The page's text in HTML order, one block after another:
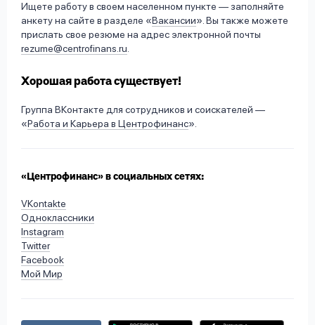
Ищете работу в своем населенном пункте — заполняйте
анкету на сайте в разделе «Вакансии». Вы также можете
прислать свое резюме на адрес электронной почты
rezume@centrofinans.ru.
Хорошая работа существует!
Группа ВКонтакте для сотрудников и соискателей —
«Работа и Карьера в Центрофинанс».
«Центрофинанс» в социальных сетях:
VКontakte
Одноклассники
Instagram
Twitter
Facebook
Мой Мир